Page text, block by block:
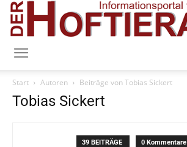
Start Autoren Beiträge von Tobias Sickert
Tobias Sickert
39 BEITRÄGE 0 Kommentare